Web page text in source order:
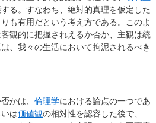
る。すなわち、絶対的真理を仮定した
も有用だという考え方である。このよ
観的に把握されえるか否か、主観は統
、我々の生活において拘泥されるべき
かは、 倫理学における論点の一つであ
は価値観の相対性を認容した後で、